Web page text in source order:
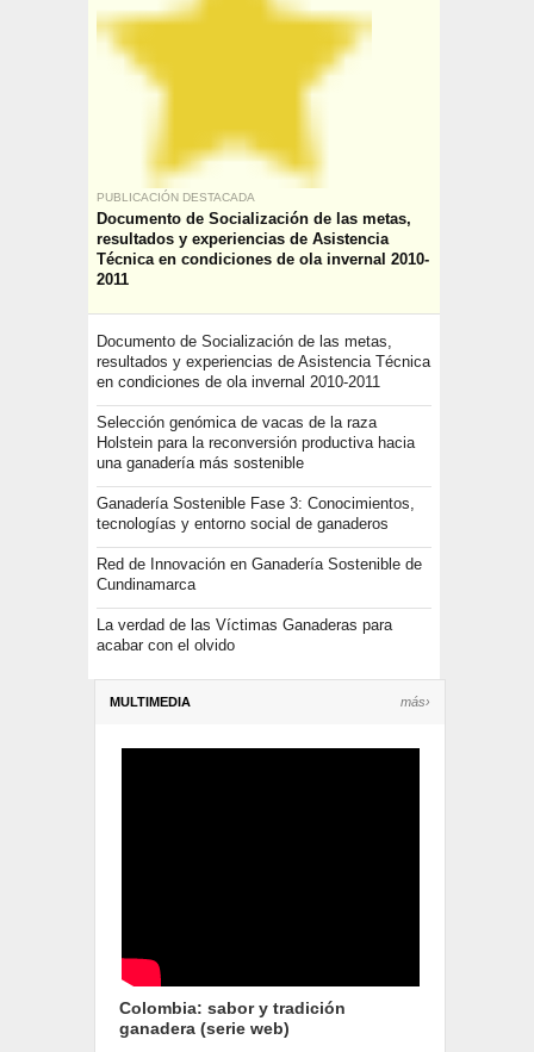
PUBLICACIÓN DESTACADA
Documento de Socialización de las metas,
resultados y experiencias de Asistencia
Técnica en condiciones de ola invernal 2010-
2011
Documento de Socialización de las metas,
resultados y experiencias de Asistencia Técnica
en condiciones de ola invernal 2010-2011
Selección genómica de vacas de la raza
Holstein para la reconversión productiva hacia
una ganadería más sostenible
Ganadería Sostenible Fase 3: Conocimientos,
tecnologías y entorno social de ganaderos
Red de Innovación en Ganadería Sostenible de
Cundinamarca
La verdad de las Víctimas Ganaderas para
acabar con el olvido
MULTIMEDIA más›
Colombia: sabor y tradición
ganadera (serie web)